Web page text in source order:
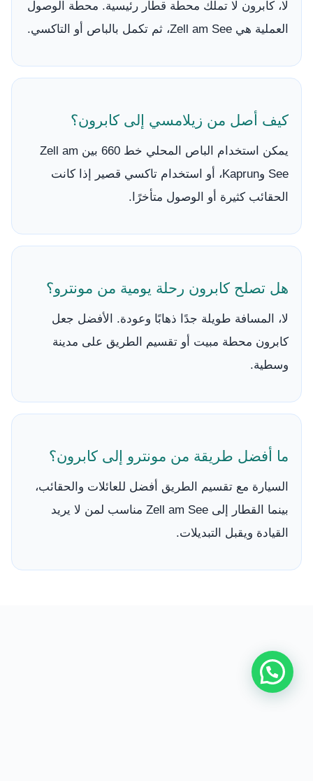
لا، كابرون لا تملك محطة قطار رئيسية. محطة الوصول
العملية هي Zell am See، ثم تكمل بالباص أو التاكسي.
كيف أصل من زيلامسي إلى كابرون؟
يمكن استخدام الباص المحلي خط 660 بين Zell am
See وKaprun، أو استخدام تاكسي قصير إذا كانت
الحقائب كثيرة أو الوصول متأخرًا.
هل تصلح كابرون رحلة يومية من مونترو؟
لا، المسافة طويلة جدًا ذهابًا وعودة. الأفضل جعل
كابرون محطة مبيت أو تقسيم الطريق على مدينة
وسطية.
ما أفضل طريقة من مونترو إلى كابرون؟
السيارة مع تقسيم الطريق أفضل للعائلات والحقائب،
بينما القطار إلى Zell am See مناسب لمن لا يريد
القيادة ويقبل التبديلات.